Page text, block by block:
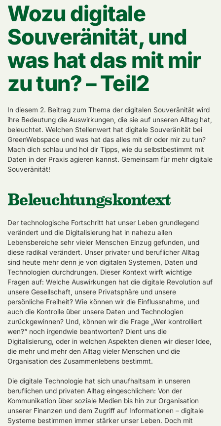
Wozu digitale
Souveränität, und
was hat das mit mir
zu tun? – Teil2
In diesem 2. Beitrag zum Thema der digitalen Souveränität wird
ihre Bedeutung die Auswirkungen, die sie auf unseren Alltag hat,
beleuchtet. Welchen Stellenwert hat digitale Souveränität bei
GreenWebspace und was hat das alles mit dir oder mir zu tun?
Mach dich schlau und hol dir Tipps, wie du selbstbestimmt mit
Daten in der Praxis agieren kannst. Gemeinsam für mehr digitale
Souveränität!
Beleuchtungskontext
Der technologische Fortschritt hat unser Leben grundlegend
verändert und die Digitalisierung hat in nahezu allen
Lebensbereiche sehr vieler Menschen Einzug gefunden, und
diese radikal verändert. Unser privater und beruflicher Alltag
sind heute mehr denn je von digitalen Systemen, Daten und
Technologien durchdrungen. Dieser Kontext wirft wichtige
Fragen auf: Welche Auswirkungen hat die digitale Revolution auf
unsere Gesellschaft, unsere Privatsphäre und unsere
persönliche Freiheit? Wie können wir die Einflussnahme, und
auch die Kontrolle über unsere Daten und Technologien
zurückgewinnen? Und, können wir die Frage „Wer kontrolliert
wen?“ noch irgendwie beantworten? Dient uns die
Digitalisierung, oder in welchen Aspekten dienen wir dieser Idee,
die mehr und mehr den Alltag vieler Menschen und die
Organisation des Zusammenlebens bestimmt.
Die digitale Technologie hat sich unaufhaltsam in unseren
beruflichen und privaten Alltag eingeschlichen: Von der
Kommunikation über soziale Medien bis hin zur Organisation
unserer Finanzen und dem Zugriff auf Informationen – digitale
Systeme bestimmen immer stärker unser Leben. Doch mit